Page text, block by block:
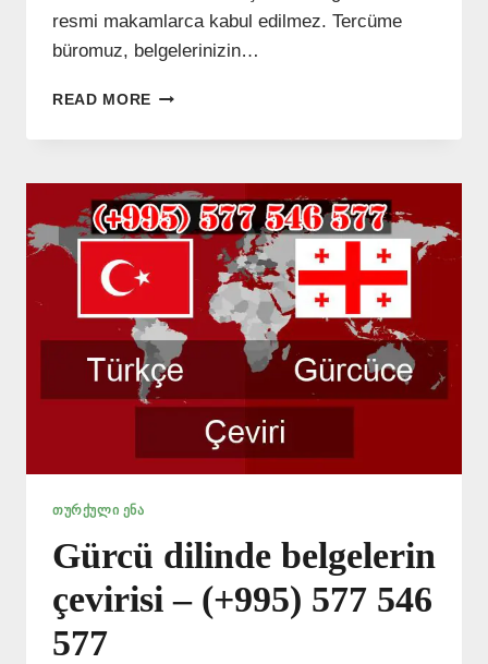
resmi makamlarca kabul edilmez. Tercüme
büromuz, belgelerinizin…
READ MORE GÜRCÜ
BELGELERIN
–
(+995)
577
577
ᲗᲣᲠᲥᲣᲚᲘ ᲔᲜᲐ
Gürcü dilinde belgelerin
çevirisi – (+995) 577 546
577